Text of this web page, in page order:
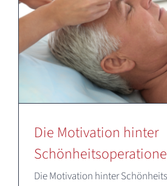
Die Motivation hinter
Die Motivation hinter